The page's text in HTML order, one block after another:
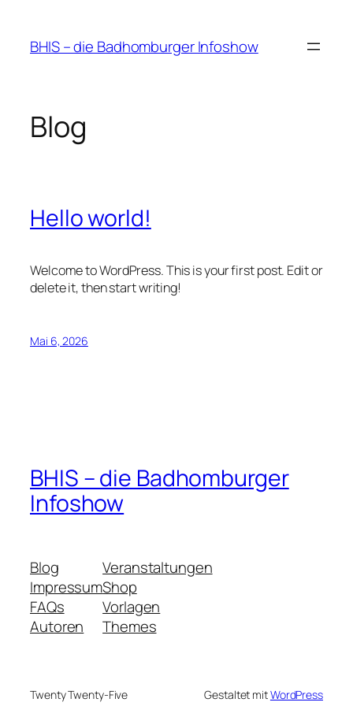
springen
BHIS – die Badhomburger Infoshow
Blog
Hello world!
Welcome to WordPress. This is your first post. Edit or
delete it, then start writing!
Mai 6, 2026
BHIS – die Badhomburger
Infoshow
Blog
Impressum
FAQs
Autoren
Veranstaltungen
Shop
Vorlagen
Themes
Twenty Twenty-Five Gestaltet mitWordPress